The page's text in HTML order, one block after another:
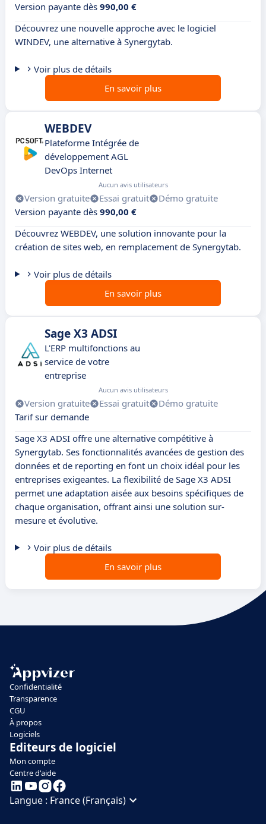
Version payante dès 990,00 €
Découvrez une nouvelle approche avec le logiciel
WINDEV, une alternative à Synergytab.
Voir plus de détails
En savoir plus
WEBDEV
Plateforme Intégrée de
développement AGL
DevOps Internet
Aucun avis utilisateurs
Version gratuite Essai gratuit
Démo gratuite
Version payante dès 990,00 €
Découvrez WEBDEV, une solution innovante pour la
création de sites web, en remplacement de Synergytab.
Voir plus de détails
En savoir plus
Sage X3 ADSI
L'ERP multifonctions au
service de votre
entreprise
Aucun avis utilisateurs
Version gratuite Essai gratuit
Démo gratuite
Tarif sur demande
Sage X3 ADSI offre une alternative compétitive à
Synergytab. Ses fonctionnalités avancées de gestion des
données et de reporting en font un choix idéal pour les
entreprises exigeantes. La flexibilité de Sage X3 ADSI
permet une adaptation aisée aux besoins spécifiques de
chaque organisation, offrant ainsi une solution sur-
mesure et évolutive.
Voir plus de détails
En savoir plus
Confidentialité
Transparence
CGU
À propos
Logiciels
Editeurs de logiciel
Mon compte
Centre d'aide
Langue : France (Français)